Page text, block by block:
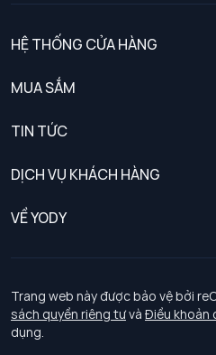
HỆ THỐNG CỬA HÀNG
MUA SẮM
TIN TỨC
DỊCH VỤ KHÁCH HÀNG
Chính sách khách hàng thân thiết
Chính sách bảo vệ dữ liệu cá nhân
Chính sách thanh toán, giao nhận
VỀ YODY
Tuyển dụng
Trang web này được bảo vệ bởi
sách quyền riêng tưvà Điều khoản
dụng.